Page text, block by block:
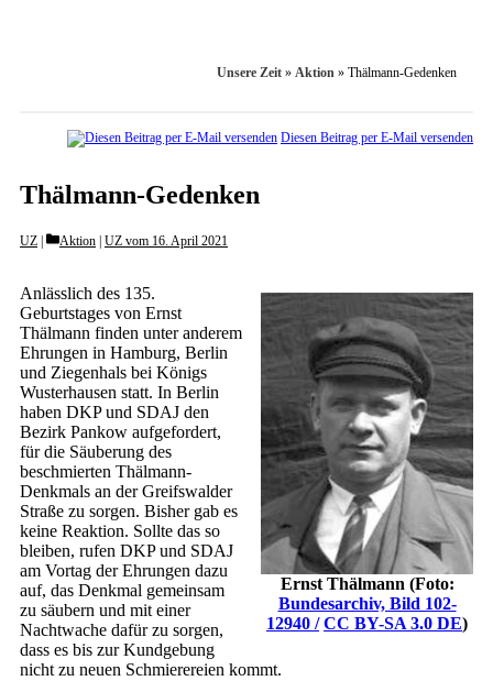
Unsere Zeit » Aktion » Thälmann-Gedenken
Diesen Beitrag per E-Mail versenden
Thälmann-Gedenken
UZ Categories
Aktion UZ vom 16. April 2021
Ernst Thälmann (Foto:
Bundesarchiv, Bild 102-
12940 / CC BY-SA 3.0 DE)
Anlässlich des 135.
Geburtstages von Ernst
Thälmann finden unter anderem
Ehrungen in Hamburg, Berlin
und Ziegenhals bei Königs
Wusterhausen statt. In Berlin
haben DKP und SDAJ den
Bezirk Pankow aufgefordert,
für die Säuberung des
beschmierten Thälmann-
Denkmals an der Greifswalder
Straße zu sorgen. Bisher gab es
keine Reaktion. Sollte das so
bleiben, rufen DKP und SDAJ
am Vortag der Ehrungen dazu
auf, das Denkmal gemeinsam
zu säubern und mit einer
Nachtwache dafür zu sorgen,
dass es bis zur Kundgebung
nicht zu neuen Schmierereien kommt.